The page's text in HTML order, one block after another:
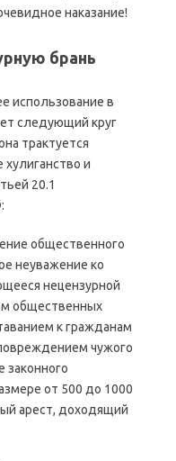
наказание!
брань
использование в
следующий круг
трактуется
и
20.1
общественного
неуважение ко
нецензурной
общественных
к гражданам
чужого
от 500 до 1000
арест, доходящий